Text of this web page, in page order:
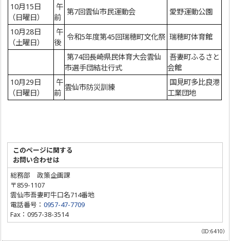
10月15日
（日曜日）
午
前
第7回雲仙市民運動会 愛野運動公園
10月28日
（土曜日）
午
後
令和5年度第45回瑞穂町文化祭 瑞穂町体育館
第74回長崎県民体育大会雲仙
市選手団結壮行式
吾妻町ふるさと
会館
10月29日
（日曜日）
午
前
雲仙市防災訓練
国見町多比良港
工業団地
このページに関する
お問い合わせは
総務部 政策企画課
〒859-1107
雲仙市吾妻町牛口名714番地
電話番号：0957-47-7709
Fax：0957-38-3514
（ID:6410）